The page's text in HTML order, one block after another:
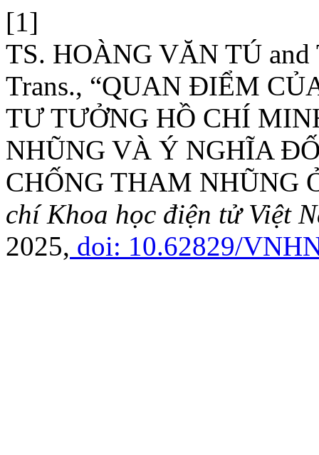
[1]
TS. HOÀNG VĂN TÚ
Trans., “QUAN ĐIỂM
TƯ TƯỞNG HỒ CHÍ
NHŨNG VÀ Ý NGHĨA
CHỐNG THAM NHŨNG
chí Khoa học điện tử Việt
2025, doi: 10.62829/